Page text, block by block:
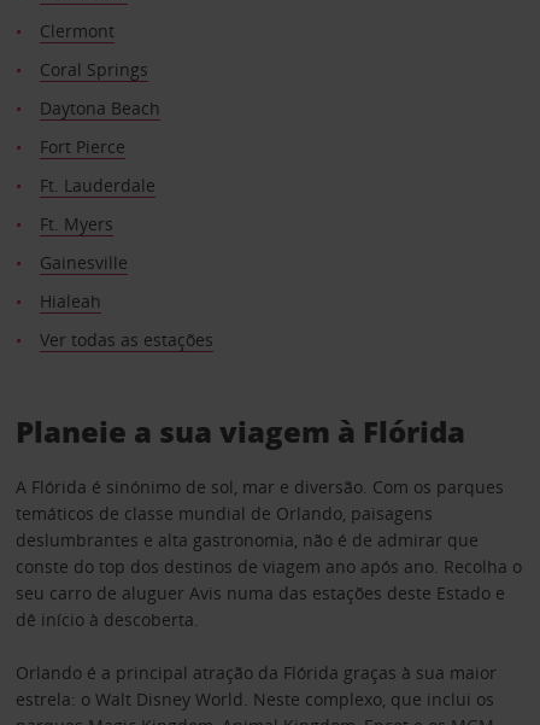
Clermont
Coral Springs
Daytona Beach
Fort Pierce
Ft. Lauderdale
Ft. Myers
Gainesville
Hialeah
Ver todas as estações
Planeie a sua viagem à Flórida
A Flórida é sinónimo de sol, mar e diversão. Com os parques
temáticos de classe mundial de Orlando, paisagens
deslumbrantes e alta gastronomia, não é de admirar que
conste do top dos destinos de viagem ano após ano. Recolha o
seu carro de aluguer Avis numa das estações deste Estado e
dê início à descoberta.
Orlando é a principal atração da Flórida graças à sua maior
estrela: o Walt Disney World. Neste complexo, que inclui os